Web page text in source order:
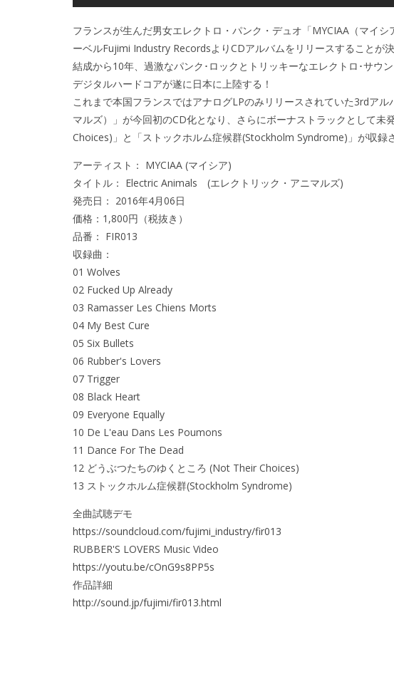
フランスが生んだ男女エレクトロ・パンク・デュオ「MYCIAA（マイ
ーベルFujimi Industry RecordsよりCDアルバムをリリースすることが決
結成から10年、過激なパンク･ロックとトリッキーなエレクトロ･サウ
デジタルハードコアが遂に日本に上陸する！
これまで本国フランスではアナログLPのみリリースされていた3rdア
マルズ）」が今回初のCD化となり、さらにボーナストラックとして
Choices)」と「ストックホルム症候群(Stockholm Syndrome)」が収録
アーティスト： MYCIAA (マイシア)
タイトル： Electric Animals (エレクトリック・アニマルズ)
発売日： 2016年4月06日
価格：1,800円（税抜き）
品番： FIR013
収録曲：
01 Wolves
02 Fucked Up Already
03 Ramasser Les Chiens Morts
04 My Best Cure
05 Six Bullets
06 Rubber's Lovers
07 Trigger
08 Black Heart
09 Everyone Equally
10 De L'eau Dans Les Poumons
11 Dance For The Dead
12 どうぶつたちのゆくところ (Not Their Choices)
13 ストックホルム症候群(Stockholm Syndrome)
全曲試聴デモ
https://soundcloud.com/fujimi_industry/fir013
RUBBER'S LOVERS Music Video
https://youtu.be/cOnG9s8PP5s
作品詳細
http://sound.jp/fujimi/fir013.html